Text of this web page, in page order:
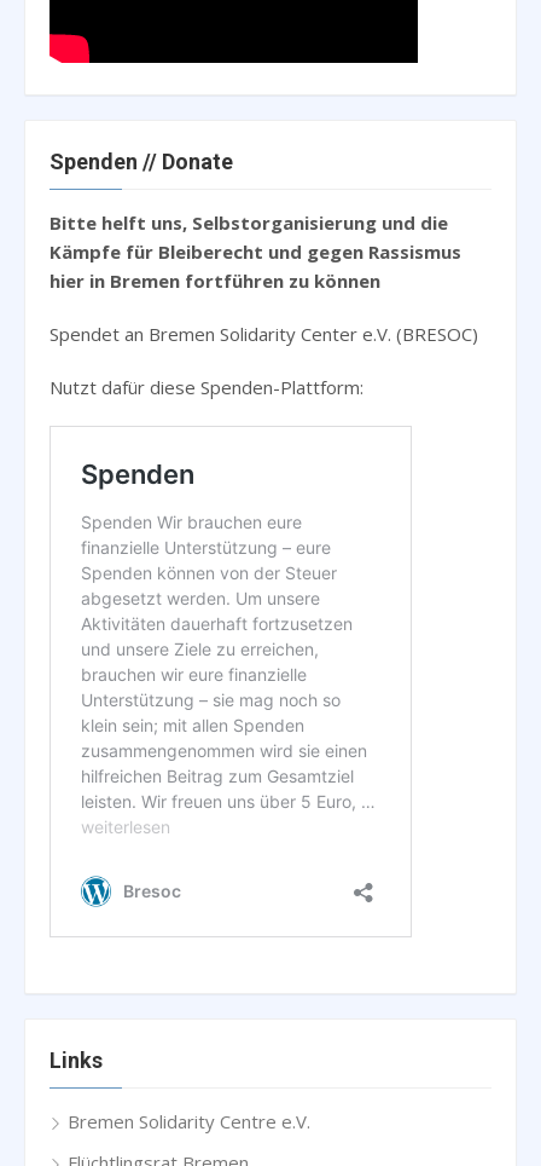
Spenden // Donate
Bitte helft uns, Selbstorganisierung und die
Kämpfe für Bleiberecht und gegen Rassismus
hier in Bremen fortführen zu können
Spendet an Bremen Solidarity Center e.V. (BRESOC)
Nutzt dafür diese Spenden-Plattform:
Links
Bremen Solidarity Centre e.V.